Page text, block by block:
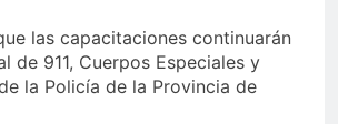
las capacitaciones continuarán
de 911, Cuerpos Especiales y
la Policía de la Provincia de